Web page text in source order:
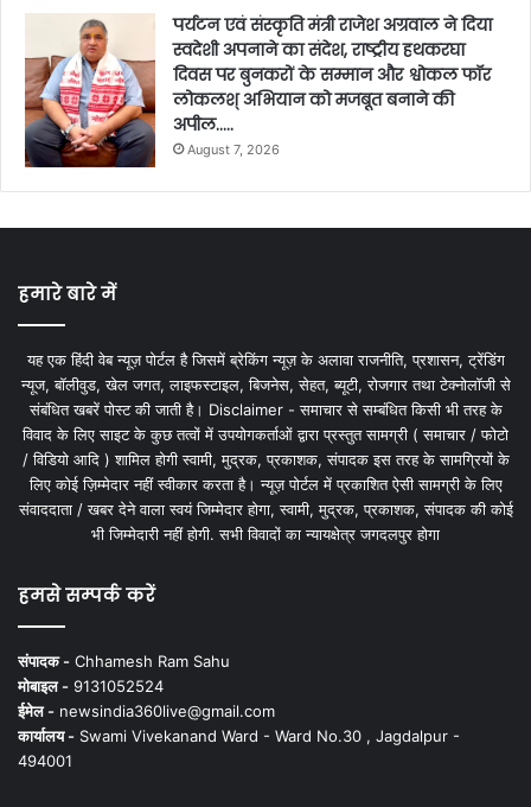
पर्यटन एवं संस्कृति मंत्री राजेश अग्रवाल ने दिया
स्वदेशी अपनाने का संदेश, राष्ट्रीय हथकरघा
दिवस पर बुनकरों के सम्मान और श्वोकल फॉर
लोकलश् अभियान को मजबूत बनाने की
अपील…..
August 7, 2026
हमारे बारे में
यह एक हिंदी वेब न्यूज़ पोर्टल है जिसमें ब्रेकिंग न्यूज़ के अलावा राजनीति, प्रशासन, ट्रेंडिंग
न्यूज, बॉलीवुड, खेल जगत, लाइफस्टाइल, बिजनेस, सेहत, ब्यूटी, रोजगार तथा टेक्नोलॉजी से
संबंधित खबरें पोस्ट की जाती है। Disclaimer - समाचार से सम्बंधित किसी भी तरह के
विवाद के लिए साइट के कुछ तत्वों में उपयोगकर्ताओं द्वारा प्रस्तुत सामग्री ( समाचार / फोटो
/ विडियो आदि ) शामिल होगी स्वामी, मुद्रक, प्रकाशक, संपादक इस तरह के सामग्रियों के
लिए कोई ज़िम्मेदार नहीं स्वीकार करता है। न्यूज़ पोर्टल में प्रकाशित ऐसी सामग्री के लिए
संवाददाता / खबर देने वाला स्वयं जिम्मेदार होगा, स्वामी, मुद्रक, प्रकाशक, संपादक की कोई
भी जिम्मेदारी नहीं होगी. सभी विवादों का न्यायक्षेत्र जगदलपुर होगा
हमसे सम्पर्क करें
संपादक - Chhamesh Ram Sahu
मोबाइल - 9131052524
ईमेल - newsindia360live@gmail.com
कार्यालय - Swami Vivekanand Ward - Ward No.30 , Jagdalpur -
494001